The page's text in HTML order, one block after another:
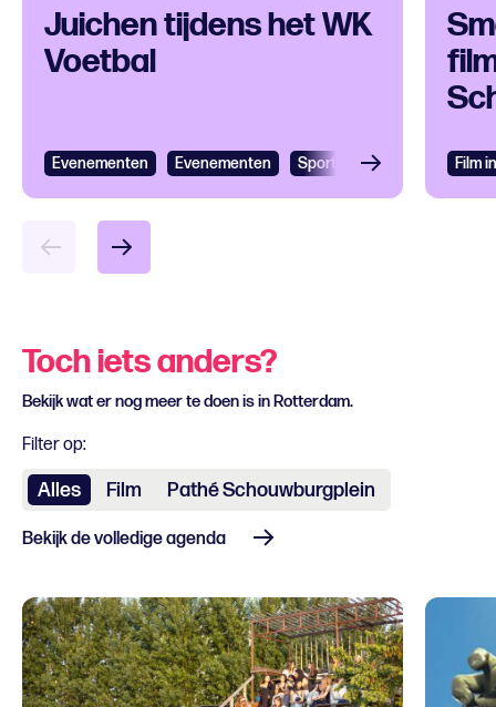
Juichen tijdens het WK
Voetbal
Evenementen Evenementen Sport Film
Toch iets anders?
Bekijk wat er nog meer te doen is in Rotterdam.
Filter op:
Alles Film Pathé Schouwburgplein
Bekijk de volledige agenda